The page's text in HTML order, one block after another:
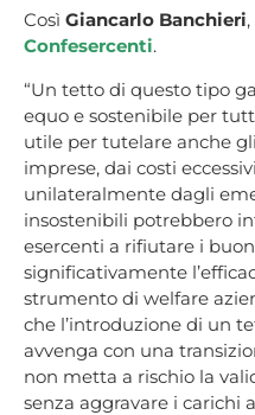
Così Giancarlo Banchieri
Confesercenti.
“Un tetto di questo tipo
equo e sostenibile per
utile per tutelare anche
imprese, dai costi
unilateralmente dagli
insostenibili potrebbero
esercenti a rifiutare i
significativamente
strumento di welfare
che l’introduzione di un
avvenga con una
non metta a rischio la
senza aggravare i carichi